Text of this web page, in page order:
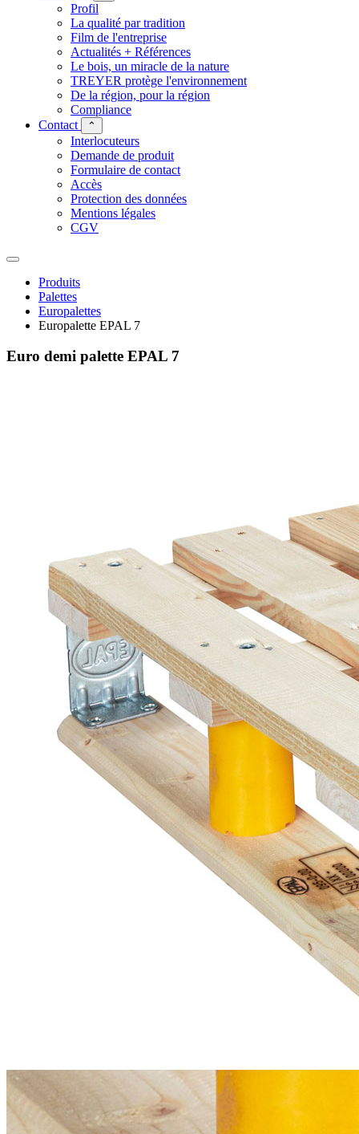
Profil
La qualité par tradition
Film de l'entreprise
Actualités + Références
Le bois, un miracle de la nature
TREYER protège l'environnement
De la région, pour la région
Compliance
Contact
⌃
Interlocuteurs
Demande de produit
Formulaire de contact
Accès
Protection des données
Mentions légales
CGV
Produits
Palettes
Europalettes
Europalette EPAL 7
Euro demi palette EPAL 7